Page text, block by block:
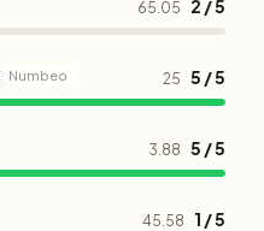
65.05 2 / 5
Numbeo 25 5 / 5
3.88 5 / 5
45.58 1 / 5